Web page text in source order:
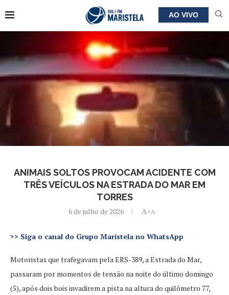
AO VIVO
ANIMAIS SOLTOS PROVOCAM ACIDENTE COM
TRÊS VEÍCULOS NA ESTRADA DO MAR EM
TORRES
6 de julho de 2026 A+A-
>> Siga o canal do Grupo Maristela no WhatsApp
Motoristas que trafegavam pela ERS-389, a Estrada do Mar,
passaram por momentos de tensão na noite do último domingo
(5), após dois bois invadirem a pista na altura do quilômetro 77,